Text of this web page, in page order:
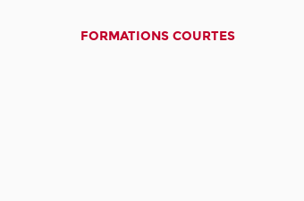
FORMATIONS COURTES